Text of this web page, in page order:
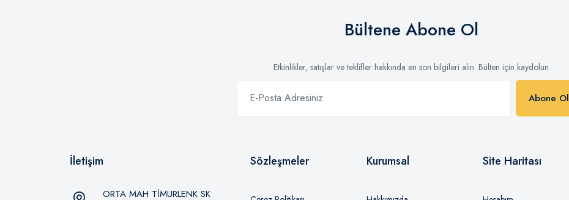
Bültene Abone Ol
Etkinlikler, satışlar ve teklifler hakkında en son bilgileri alın. Bülten için kaydolun
Abone Ol
İletişim
ORTA MAH TİMURLENK SK
Sözleşmeler Kurumsal Site Haritası